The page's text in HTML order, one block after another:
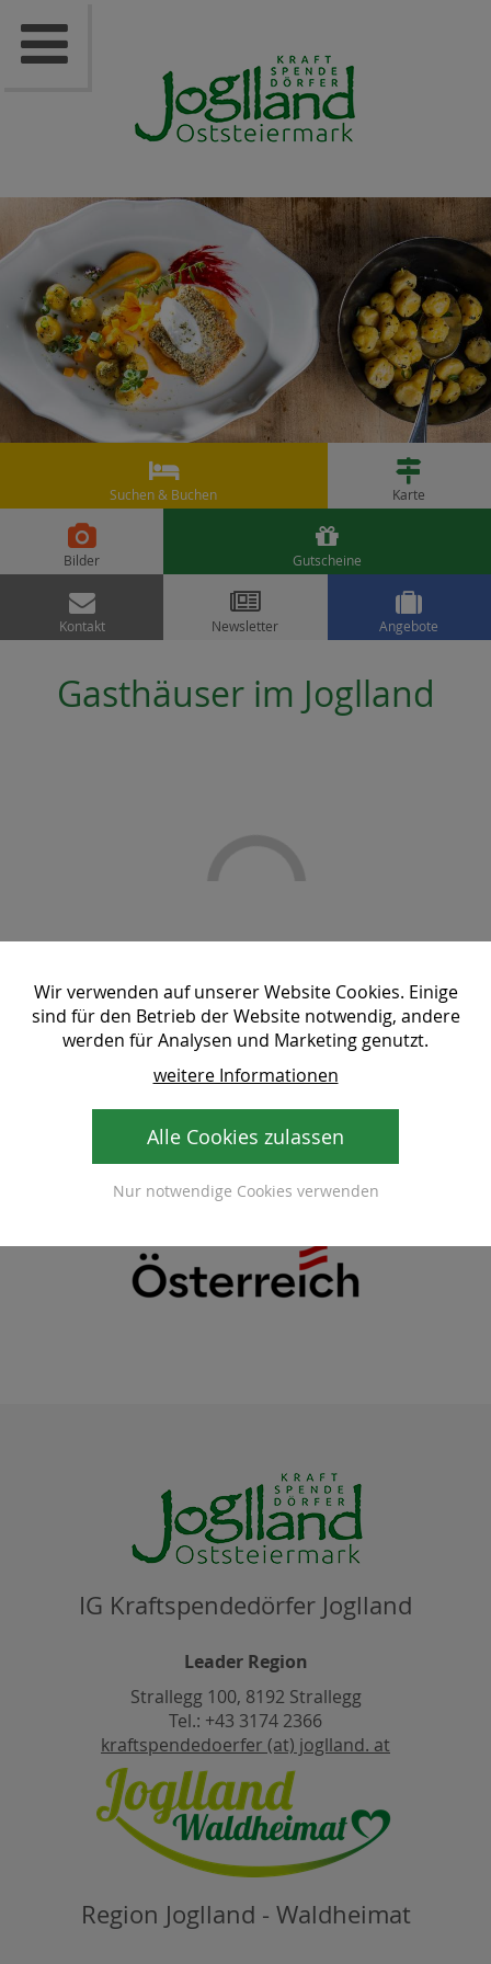

Suchen & Buchen

Karte

Bilder

Gutscheine

Kontakt

Newsletter

Angebote
Gasthäuser im Joglland
IG Kraftspendedörfer Joglland
Leader Region
Strallegg 100, 8192 Strallegg
Tel.: +43 3174 2366
kraftspendedoerfer (at) joglland. at
Region Joglland - Waldheimat

Wir verwenden auf unserer Website Cookies. Einige
sind für den Betrieb der Website notwendig, andere
werden für Analysen und Marketing genutzt.
weitere Informationen
Alle Cookies zulassen
Nur notwendige Cookies verwenden